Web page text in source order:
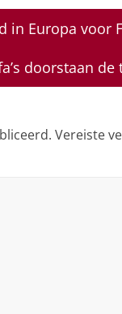
ai
l
Europa voor
doorstaan
Vereiste